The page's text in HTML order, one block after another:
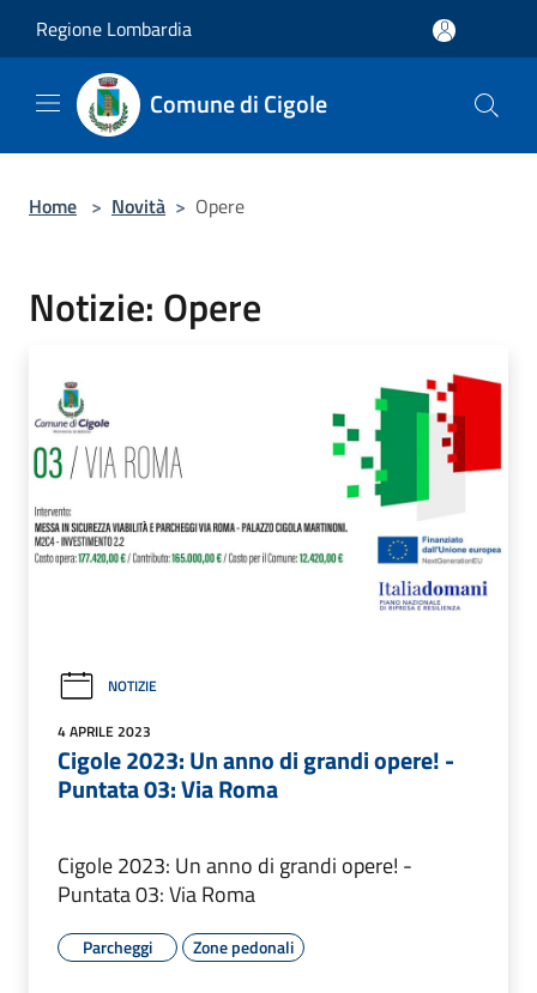
Regione Lombardia
Comune di Cigole
Home > Novità > Opere
Notizie: Opere
NOTIZIE
4 APRILE 2023
Cigole 2023: Un anno di grandi opere! -
Puntata 03: Via Roma
Cigole 2023: Un anno di grandi opere! -
Puntata 03: Via Roma
Parcheggi Zone pedonali